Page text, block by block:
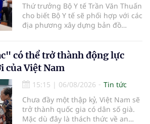
Thứ trưởng Bộ Y tế Trần Văn Thuấn
cho biết Bộ Y tế sẽ phối hợp với các
địa phương xây dựng bản đồ
thiện cơ chế tài chính và đa dạng
hóa phương tiện nhằm nâng cao
năng lực cấp cứu trước viện trên
phạm vi cả nước.
có thể trở thành động lực
của Việt Nam
15:15 | 06/08/2026
Tin tức
Chưa đầy một thập kỷ, Việt Nam sẽ
trở thành quốc gia có dân số già.
Mặc dù đây là thách thức về an